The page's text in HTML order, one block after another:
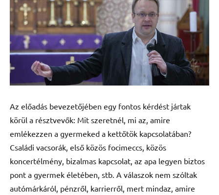
Az előadás bevezetőjében egy fontos kérdést jártak
körül a résztvevők: Mit szeretnél, mi az, amire
emlékezzen a gyermeked a kettőtök kapcsolatában?
Családi vacsorák, első közös focimeccs, közös
koncertélmény, bizalmas kapcsolat, az apa legyen biztos
pont a gyermek életében, stb. A válaszok nem szóltak
autómárkáról, pénzről, karrierről, mert mindaz, amire